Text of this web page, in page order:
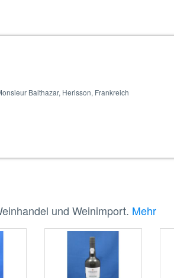
Balthazar, Herisson, Frankreich
und Weinimport. Mehr